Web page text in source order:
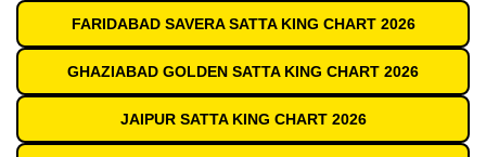
FARIDABAD SAVERA SATTA KING CHART 2026
GHAZIABAD GOLDEN SATTA KING CHART 2026
JAIPUR SATTA KING CHART 2026